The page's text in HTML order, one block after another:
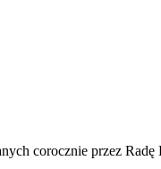
corocznie przez Radę